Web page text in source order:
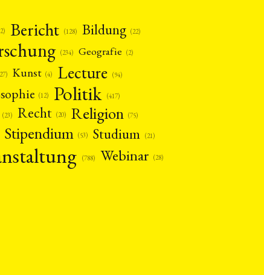
GRANT DER DGA
Bericht (128) Bildung (22)
(234) Geografie (2)
Kunst (4) Lecture (94)
(12) Politik (417)
(23) Recht (20) Religion (75)
Stipendium (53) Studium (21)
(788) Webinar (28)